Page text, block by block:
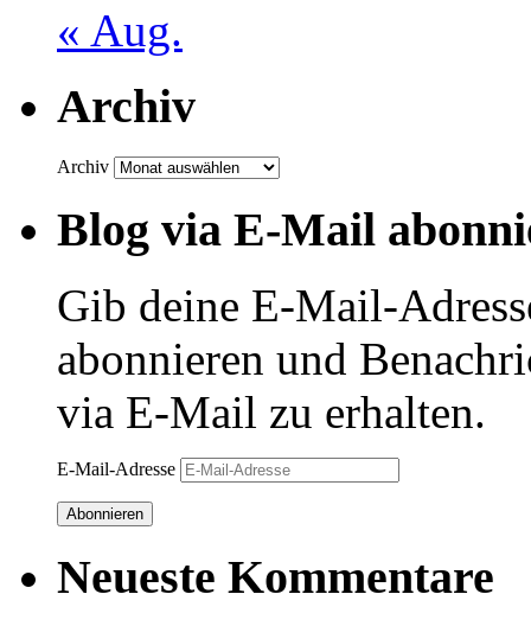
« Aug.
Archiv
Archiv
Blog via E-Mail
Gib deine E-Mail-
abonnieren und
via E-Mail zu erhalten.
E-Mail-Adresse
Abonnieren
Neueste Kommentare